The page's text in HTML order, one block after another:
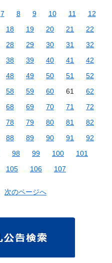
7 8 9 10 11
12
18 19 20 21
22
28 29 30 31
32
38 39 40 41
42
48 49 50 51
52
58 59 60 61
62
68 69 70 71
72
78 79 80 81
82
88 89 90 91
92
98 99 100
101
105 106 107
次のページへ